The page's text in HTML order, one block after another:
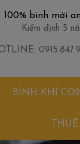
100% bình mới
Kiểm định 5
BÌNH KHÍ CO2